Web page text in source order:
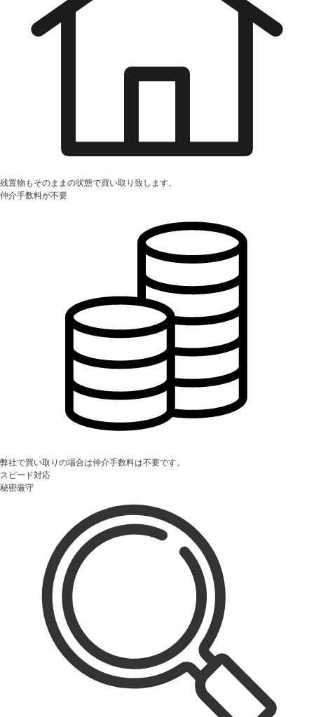
残置物もそのままの状態で買い取り致します。
仲介手数料が不要
弊社で買い取りの場合は仲介手数料は不要です。
スピード対応
秘密厳守